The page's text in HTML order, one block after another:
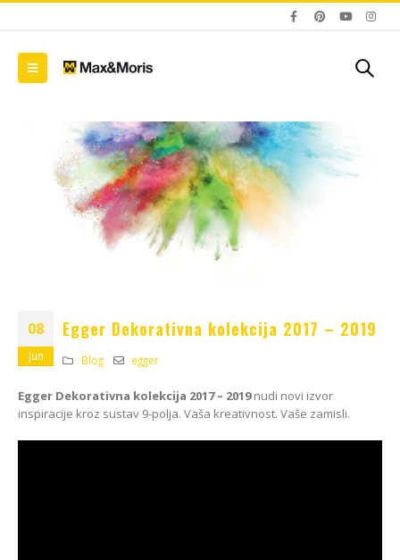
08
Jun
Egger Dekorativna kolekcija 2017 – 2019
Blog egger
Egger Dekorativna kolekcija 2017 – 2019nudi novi izvor
inspiracije kroz sustav 9-polja. Vaša kreativnost. Vaše zamisli.
sakriti utičnice u
kablova jednom
20/07/2026
Dekorativnu kolekciju
Kako odabrati pravi
format podnih daski?